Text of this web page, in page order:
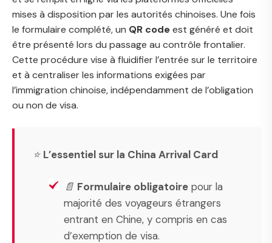
mises à disposition par les autorités chinoises. Une fois
le formulaire complété, un QR codeest généré et doit
être présenté lors du passage au contrôle frontalier.
Cette procédure vise à fluidifier l’entrée sur le territoire
et à centraliser les informations exigées par
l’immigration chinoise, indépendamment de l’obligation
ou non de visa.
⭐ L’essentiel sur la China Arrival Card
📄 Formulaire obligatoire pour la
majorité des voyageurs étrangers
entrant en Chine, y compris en cas
d’exemption de visa.